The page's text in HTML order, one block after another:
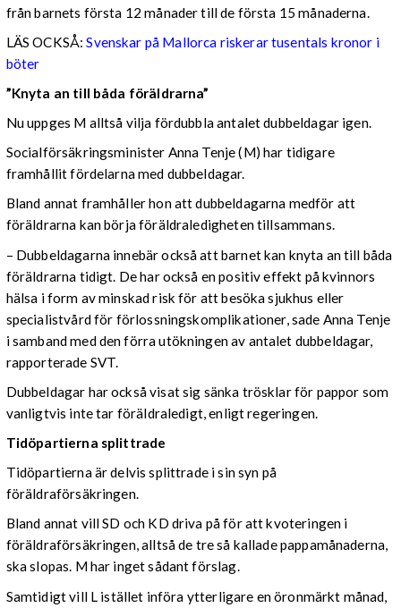
från barnets första 12 månader till de första 15 månaderna.
LÄS OCKSÅ:Svenskar på Mallorca riskerar tusentals kronor i
böter
”Knyta an till båda föräldrarna”
Nu uppges M alltså vilja fördubbla antalet dubbeldagar igen.
Socialförsäkringsminister Anna Tenje (M) har tidigare
framhållit fördelarna med dubbeldagar.
Bland annat framhåller hon att dubbeldagarna medför att
föräldrarna kan börja föräldraledigheten tillsammans.
– Dubbeldagarna innebär också att barnet kan knyta an till båda
föräldrarna tidigt. De har också en positiv effekt på kvinnors
hälsa i form av minskad risk för att besöka sjukhus eller
specialistvård för förlossningskomplikationer, sade Anna Tenje
i samband med den förra utökningen av antalet dubbeldagar,
rapporterade SVT.
Dubbeldagar har också visat sig sänka trösklar för pappor som
vanligtvis inte tar föräldraledigt, enligt regeringen.
Tidöpartierna splittrade
Tidöpartierna är delvis splittrade i sin syn på
föräldraförsäkringen.
Bland annat vill SD och KD driva på för att kvoteringen i
föräldraförsäkringen, alltså de tre så kallade pappamånaderna,
ska slopas. M har inget sådant förslag.
Samtidigt vill L istället införa ytterligare en öronmärkt månad,